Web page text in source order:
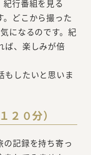
行番組を見る
。どこから撮った
になるのです。紀
ば、楽しみが倍
もしたいと思いま
２０分）
の記録を持ち寄っ